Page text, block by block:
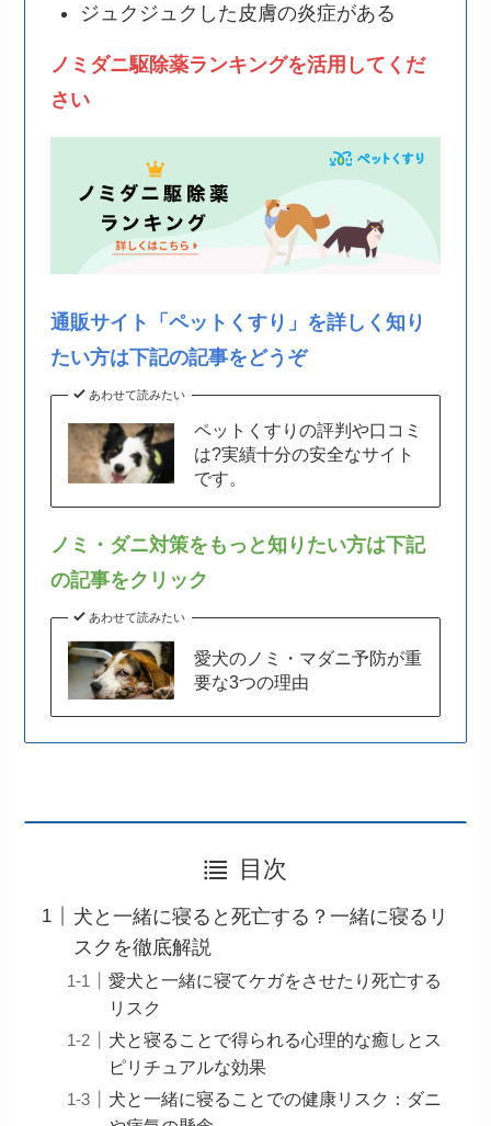
ジュクジュクした皮膚の炎症がある
ノミダニ駆除薬ランキングを活用してくだ
さい
通販サイト「ペットくすり」を詳しく知り
たい方は下記の記事をどうぞ
あわせて読みたい
ペットくすりの評判や口コミ
は?実績十分の安全なサイト
です。
ノミ・ダニ対策をもっと知りたい方は下記
の記事をクリック
あわせて読みたい
愛犬のノミ・マダニ予防が重
要な3つの理由
目次
犬と一緒に寝ると死亡する？一緒に寝るリ
スクを徹底解説
愛犬と一緒に寝てケガをさせたり死亡する
リスク
犬と寝ることで得られる心理的な癒しとス
ピリチュアルな効果
犬と一緒に寝ることでの健康リスク：ダニ